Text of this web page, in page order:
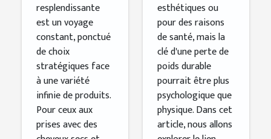
resplendissante
est un voyage
constant, ponctué
de choix
stratégiques face
à une variété
infinie de produits.
Pour ceux aux
prises avec des
esthétiques ou
pour des raisons
de santé, mais la
clé d'une perte de
poids durable
pourrait être plus
psychologique que
physique. Dans cet
article, nous allons